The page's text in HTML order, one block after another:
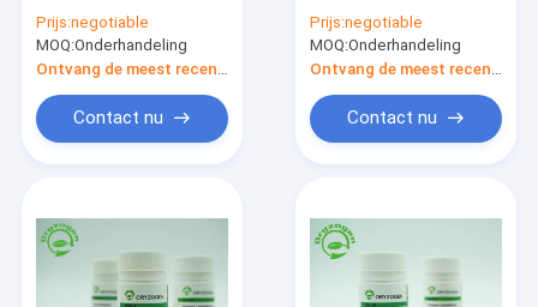
Roodachtig Bruin Los
Poeder 2-8 ℃
Storaged
Prijs:negotiable
MOQ:Onderhandeling
Contact nu
met Antibacteriële
Activiteit wordt
afgeleid die
Immuniteit
verbeteren
Prijs:negotiable
MOQ:Onderhandeling
Contact nu